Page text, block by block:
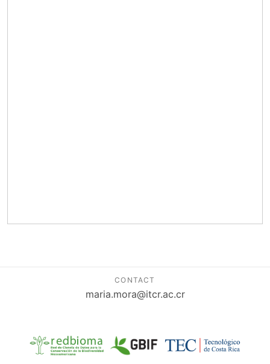
CONTACT
maria.mora@itcr.ac.cr